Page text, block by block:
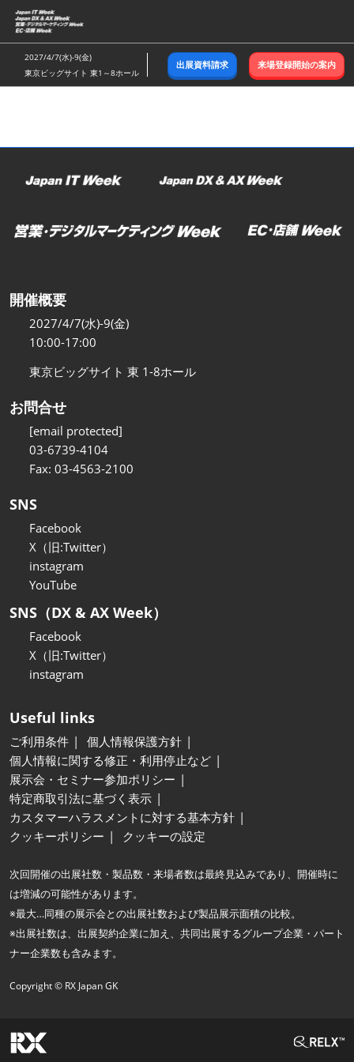
ス
キ
ッ
し
む
2027/4/7(水)-9(金)
東京ビッグサイト 東1～8ホール
出展資料請求 来場登録開始の案内
開催概要
2027/4/7(水)-9(金)
10:00-17:00
東京ビッグサイト 東 1-8ホール
お問合せ
[email protected]
03-6739-4104
Fax: 03-4563-2100
SNS
Facebook
X（旧:Twitter）
instagram
YouTube
SNS（DX & AX Week）
Facebook
X（旧:Twitter）
instagram
Useful links
ご利用条件
個人情報保護方針
個人情報に関する修正・利用停止など
展示会・セミナー参加ポリシー
特定商取引法に基づく表示
カスタマーハラスメントに対する基本方針
クッキーポリシー
クッキーの設定
次回開催の出展社数・製品数・来場者数は最終見込みであり、開催時に
は増減の可能性があります。
※最大…同種の展示会との出展社数および製品展示面積の比較。
※出展社数は、出展契約企業に加え、共同出展するグループ企業・パート
ナー企業数も含みます。
Copyright © RX Japan GK